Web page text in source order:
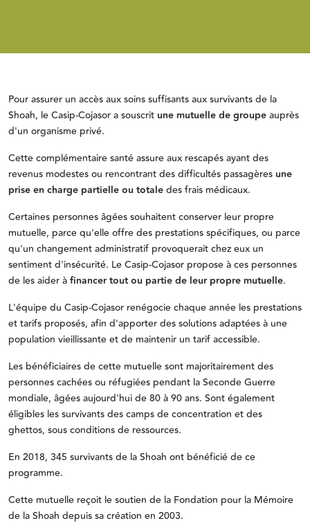
Pour assurer un accès aux soins suffisants aux survivants de la
Shoah, le Casip-Cojasor a souscrit une mutuelle de groupeauprès
d'un organisme privé.
Cette complémentaire santé assure aux rescapés ayant des
revenus modestes ou rencontrant des difficultés passagères une
prise en charge partielle ou totaledes frais médicaux.
Certaines personnes âgées souhaitent conserver leur propre
mutuelle, parce qu'elle offre des prestations spécifiques, ou parce
qu'un changement administratif provoquerait chez eux un
sentiment d'insécurité. Le Casip-Cojasor propose à ces personnes
de les aider àfinancer tout ou partie de leur propre mutuelle.
L'équipe du Casip-Cojasor renégocie chaque année les prestations
et tarifs proposés, afin d'apporter des solutions adaptées à une
population vieillissante et de maintenir un tarif accessible.
Les bénéficiaires de cette mutuelle sont majoritairement des
personnes cachées ou réfugiées pendant la Seconde Guerre
mondiale, âgées aujourd'hui de 80 à 90 ans. Sont également
éligibles les survivants des camps de concentration et des
ghettos, sous conditions de ressources.
En 2018, 345 survivants de la Shoah ont bénéficié de ce
programme.
Cette mutuelle reçoit le soutien de la Fondation pour la Mémoire
de la Shoah depuis sa création en 2003.